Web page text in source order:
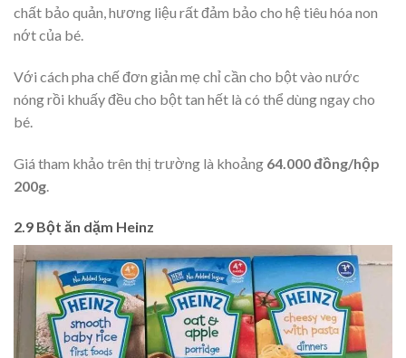
chất bảo quản, hương liệu rất đảm bảo cho hệ tiêu hóa non
nớt của bé.
Với cách pha chế đơn giản mẹ chỉ cần cho bột vào nước
nóng rồi khuấy đều cho bột tan hết là có thể dùng ngay cho
bé.
Giá tham khảo trên thị trường là khoảng 64.000 đồng/hộp
200g
2.9 Bột ăn dặm Heinz